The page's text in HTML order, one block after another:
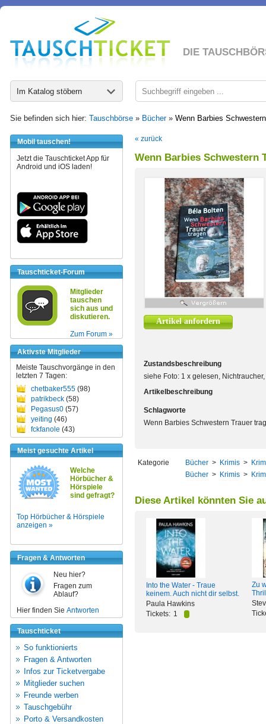
DIE
Im Katalog stöbern
Sie befinden sich hier: Tauschbörse » Bücher» Wenn Barbies
Mobil tauschen!
Jetzt die Tauschticket App für
Android und iOS laden!
Tauschticket-Forum
Mitglieder
tauschen
sich aus und
diskutieren.
Zum Forum »
Aktivste Mitglieder
Meiste Tauschvorgänge in den
letzten 7 Tagen:
chetbaker555 (98)
patrikbeck (58)
Pegasus0 (57)
yeiting (46)
fckfanole (43)
Meist gesuchte Artikel
Welche
Hörbücher &
Hörspiele
sind gefragt?
Top Hörbücher & Hörspiele
anzeigen »
Fragen & Antworten
Neu hier?
Fragen zum
Ablauf?
Hier finden Sie Antworten
Tauschticket
So funktionierts
Fragen & Antworten
Infos zur Ticketvergabe
Mitglieder suchen
Freunde werben
Tauschgebühr
Porto & Versandkosten
« zurück
Wenn Barbies Schwestern
Artikel anfordern
Zustandsbeschreibung
siehe Foto: 1 x gelesen,
Artikelbeschreibung
Schlagworte
Wenn Barbies Schwestern Trauer
Kategorie Bücher > Krimis >
Bücher > Krimis >
Diese Artikel könnten Sie
Into the Water - Traue
keinem. Auch nicht dir selbst.
Paula Hawkins
Tickets: 1
Zu